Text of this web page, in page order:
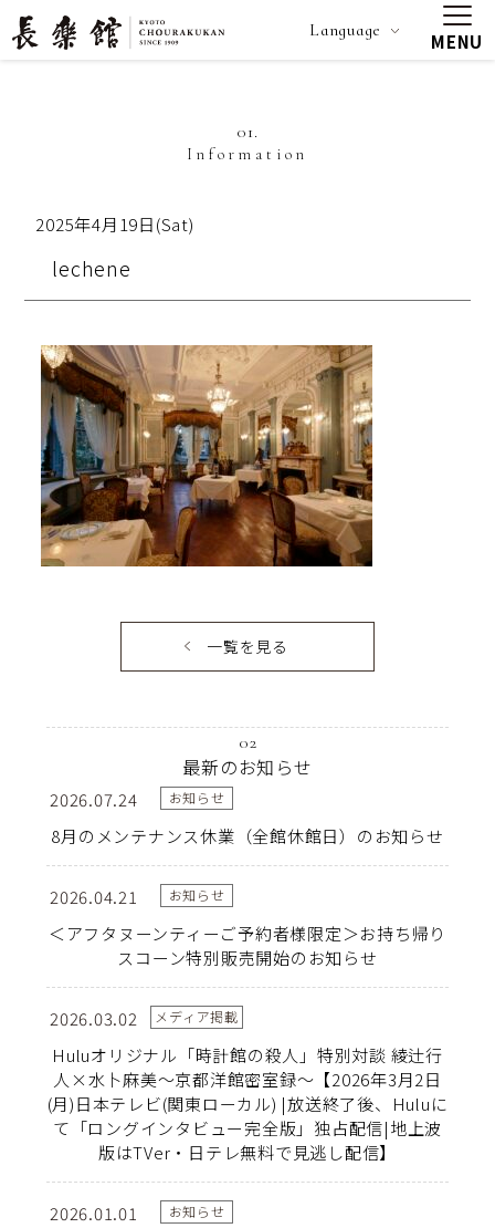
Language MENU
01.
Information
2025年4月19日(Sat)
lechene
一覧を見る
02
最新のお知らせ
2026.07.24 お知らせ
8月のメンテナンス休業（全館休館日）のお知らせ
2026.04.21 お知らせ
＜アフタヌーンティーご予約者様限定＞お持ち帰り
スコーン特別販売開始のお知らせ
2026.03.02 メディア掲載
Huluオリジナル「時計館の殺人」特別対談 綾辻行
人×水卜麻美〜京都洋館密室録〜【2026年3月2日
(月)日本テレビ(関東ローカル) |放送終了後、Huluに
て「ロングインタビュー完全版」独占配信|地上波
版はTVer・日テレ無料で見逃し配信】
2026.01.01 お知らせ